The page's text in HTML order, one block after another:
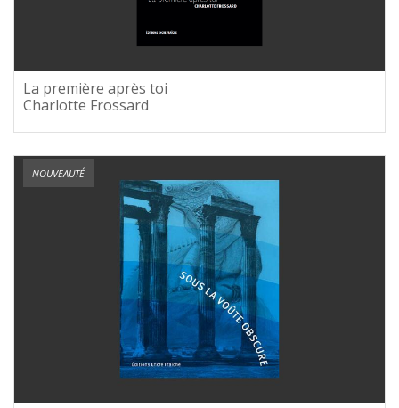
La première après toi
Charlotte Frossard
NOUVEAUTÉ